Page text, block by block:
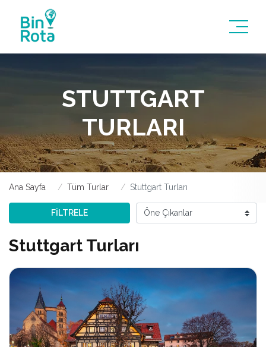
STUTTGART
TURLARI
Ana Sayfa Tüm Turlar Stuttgart Turları
FİLTRELE
Stuttgart Turları